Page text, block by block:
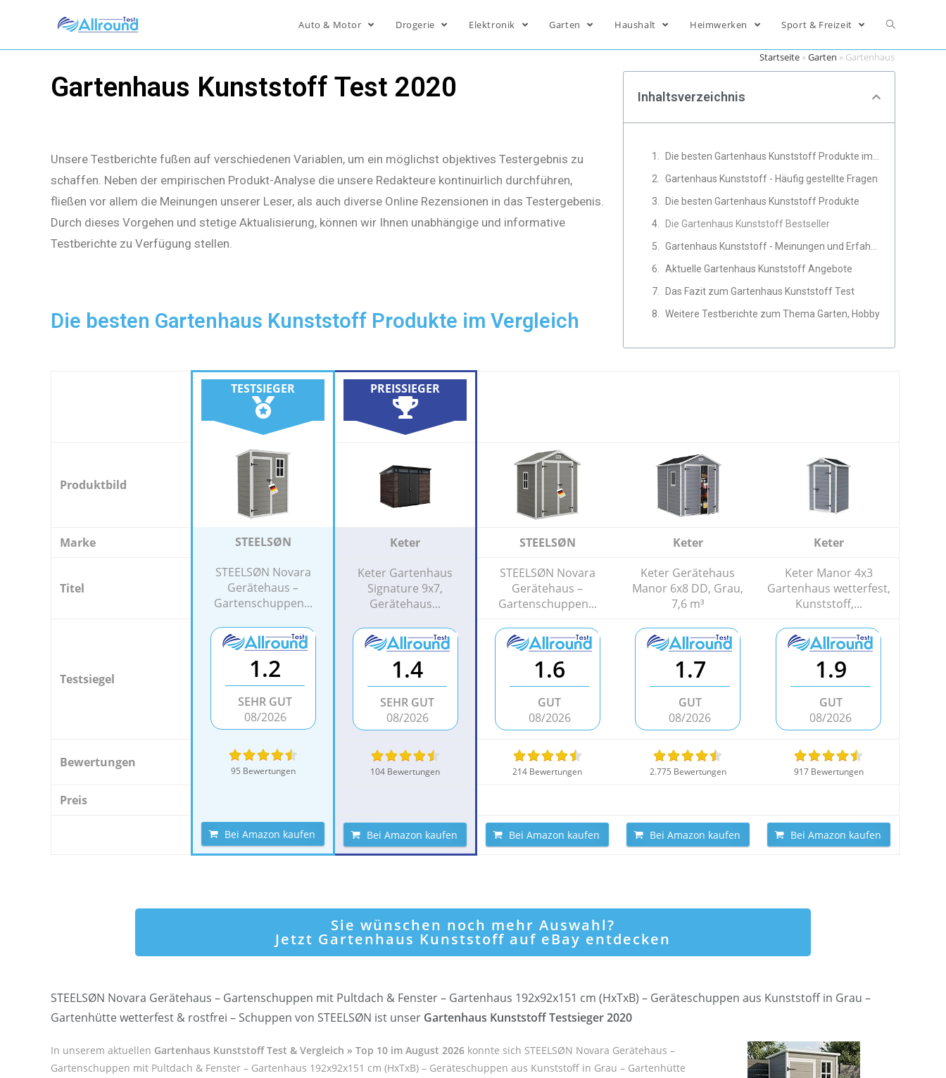
Auto & Motor Drogerie Elektronik Garten Haushalt Heimwerken Sport & Freizeit
Gartenhaus Kunststoff Test 2020
Unsere Testberichte fußen auf verschiedenen Variablen, um ein möglichst objektives Testergebnis zu
schaffen. Neben der empirischen Produkt-Analyse die unsere Redakteure kontinuirlich durchführen,
fließen vor allem die Meinungen unserer Leser, als auch diverse Online Rezensionen in das Testergebenis.
Durch dieses Vorgehen und stetige Aktualisierung, können wir Ihnen unabhängige und informative
Testberichte zu Verfügung stellen.
Die besten Gartenhaus Kunststoff Produkte im Vergleich
Startseite»Garten » Gartenhaus Kunststoff
Inhaltsverzeichnis
Gartenhaus Kunststoff - Häufig gestellte Fragen
Die besten Gartenhaus Kunststoff Produkte
Die Gartenhaus Kunststoff Bestseller
Aktuelle Gartenhaus Kunststoff Angebote
Das Fazit zum Gartenhaus Kunststoff Test
Weitere Testberichte zum Thema Garten, Hobby
TESTSIEGER PREISSIEGER
Produktbild
Marke STEELSØN Keter STEELSØN Keter Keter
Titel
STEELSØN Novara
Gerätehaus –
Gartenschuppen...
Keter Gartenhaus
Signature 9x7,
Gerätehaus...
STEELSØN Novara
Gerätehaus –
Gartenschuppen...
Keter Gerätehaus
Manor 6x8 DD, Grau,
7,6 m³
Keter Manor 4x3
Gartenhaus wetterfest,
Kunststoff,...
Testsiegel 1.2
SEHR GUT
08/2026
1.4
SEHR GUT
08/2026
1.6
GUT
08/2026
1.7
GUT
08/2026
1.9
GUT
08/2026
Bewertungen
95 Bewertungen 104 Bewertungen 214 Bewertungen 2.775 Bewertungen 917 Bewertungen
Preis
Bei Amazon kaufen Bei Amazon kaufen Bei Amazon kaufen Bei Amazon kaufen Bei Amazon kaufen
Sie wünschen noch mehr Auswahl?
Jetzt Gartenhaus Kunststoff auf eBay entdecken
STEELSØN Novara Gerätehaus – Gartenschuppen mit Pultdach & Fenster – Gartenhaus 192x92x151 cm (HxTxB) – Geräteschuppen aus Kunststoff in Grau –
Gartenhütte wetterfest & rostfrei – Schuppen von STEELSØN ist unser Gartenhaus Kunststoff Testsieger 2020
In unserem aktuellen Gartenhaus Kunststoff Test & Vergleich » Top 10 im August 2026 konnte sich STEELSØN Novara Gerätehaus –
Gartenschuppen mit Pultdach & Fenster – Gartenhaus 192x92x151 cm (HxTxB) – Geräteschuppen aus Kunststoff in Grau – Gartenhütte